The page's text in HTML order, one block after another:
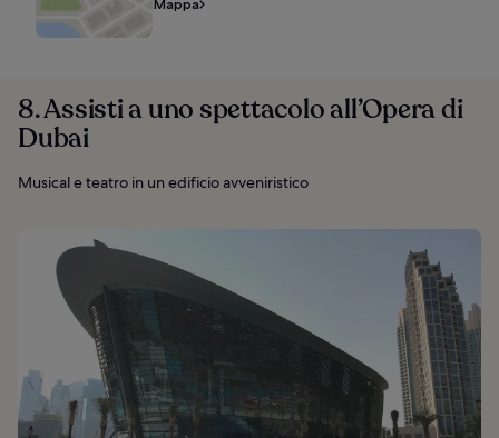
Mappa
8. Assisti a uno spettacolo all’Opera di
Dubai
Musical e teatro in un edificio avveniristico